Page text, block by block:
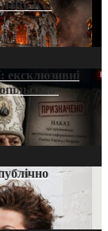
ЮНЕСКО